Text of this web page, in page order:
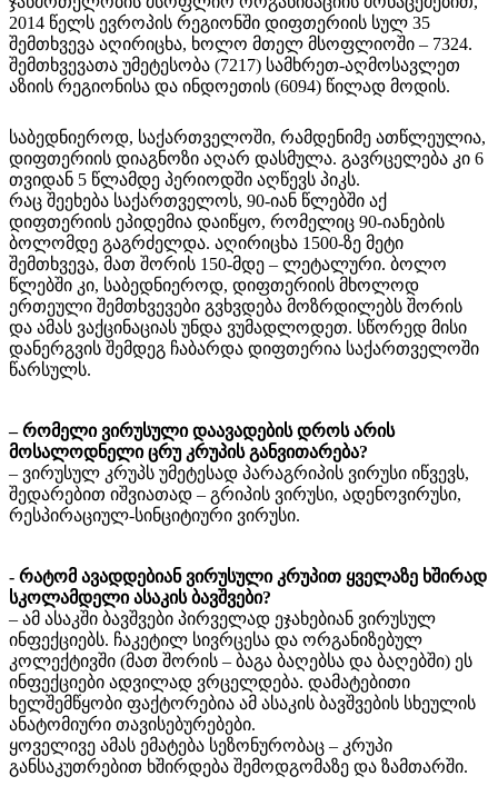
2014 წელს ევროპის რეგიონში დიფთერიის სულ 35
შემთხვევა აღირიცხა, ხოლო მთელ მსოფლიოში – 7324.
შემთხვევათა უმეტესობა (7217) სამხრეთ-აღმოსავლეთ
აზიის რეგიონისა და ინდოეთის (6094) წილად მოდის.
საბედნიეროდ, საქართველოში, რამდენიმე ათწლეულია,
დიფთერიის დიაგნოზი აღარ დასმულა. გავრცელება კი 6
თვიდან 5 წლამდე პერიოდში აღწევს პიკს.
რაც შეეხება საქართველოს, 90-იან წლებში აქ
დიფთერიის ეპიდემია დაიწყო, რომელიც 90-იანების
ბოლომდე გაგრძელდა. აღირიცხა 1500-ზე მეტი
შემთხვევა, მათ შორის 150-მდე – ლეტალური. ბოლო
წლებში კი, საბედნიეროდ, დიფთერიის მხოლოდ
ერთეული შემთხვევები გვხვდება მოზრდილებს შორის
და ამას ვაქცინაციას უნდა ვუმადლოდეთ. სწორედ მისი
დანერგვის შემდეგ ჩაბარდა დიფთერია საქართველოში
წარსულს.
– რომელი ვირუსული დაავადების დროს არის
მოსალოდნელი ცრუ კრუპის განვითარება?
– ვირუსულ კრუპს უმეტესად პარაგრიპის ვირუსი იწვევს,
შედარებით იშვიათად – გრიპის ვირუსი, ადენოვირუსი,
რესპირაციულ-სინციტიური ვირუსი.
- რატომ ავადდებიან ვირუსული კრუპით ყველაზე ხშირად
სკოლამდელი ასაკის ბავშვები?
– ამ ასაკში ბავშვები პირველად ეჯახებიან ვირუსულ
ინფექციებს. ჩაკეტილ სივრცესა და ორგანიზებულ
კოლექტივში (მათ შორის – ბაგა ბაღებსა და ბაღებში) ეს
ინფექციები ადვილად ვრცელდება. დამატებითი
ხელშემწყობი ფაქტორებია ამ ასაკის ბავშვების სხეულის
ანატომიური თავისებურებები.
ყოველივე ამას ემატება სეზონურობაც – კრუპი
განსაკუთრებით ხშირდება შემოდგომაზე და ზამთარში.